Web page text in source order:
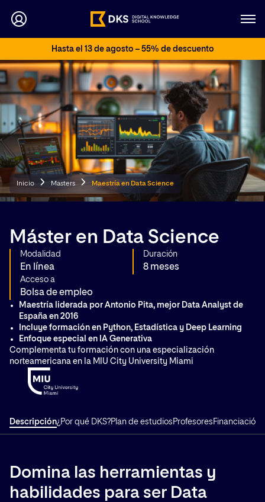
Hasta el 13 de agosto – 55% de descuento
Inicio Masters Maestría en Data Science
Máster en Data Science
Modalidad
En línea
Duración
8 meses
Acceso a
Bolsa de empleo
Maestría liderada por Antonio Pita, mejor Data Analyst de
España en 2016
Incluye formación en Python, Estadística y Deep Learning
Enfoque especial en IA Generativa
Complementa tu formación con una especialización
norteamericana en la MIU City University Miami
Descripción¿Por qué DKS?Plan de estudios Profesores Financiación
Domina las herramientas y
habilidades para ser Data